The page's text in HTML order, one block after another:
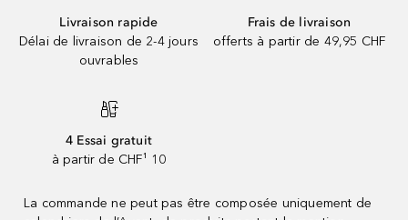
Livraison rapide
Délai de livraison de 2-4 jours
ouvrables
Frais de livraison
offerts à partir de 49,95 CHF
4 Essai gratuit
à partir de CHF¹ 10
La commande ne peut pas être composée uniquement de